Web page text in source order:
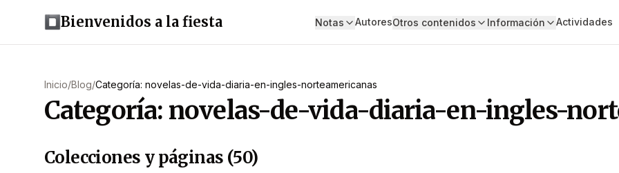
Bienvenidos a la fiesta Notas AutoresOtros contenidos Información Actividades
Inicio/Blog/Categoría: novelas-de-vida-diaria-en-ingles-norteamericanas
Categoría: novelas-de-vida-diaria-en-ingles-
Colecciones y páginas (50)